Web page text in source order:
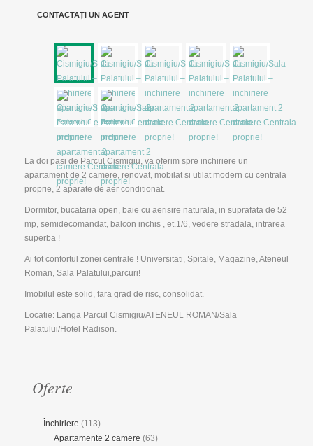
CONTACTAȚI UN AGENT
La doi pasi de Parcul Cismigiu, va oferim spre inchiriere un
apartament de 2 camere, renovat, mobilat si utilat modern cu centrala
proprie, 2 aparate de aer conditionat.
Dormitor, bucataria open, baie cu aerisire naturala, in suprafata de 52
mp, semidecomandat, balcon inchis , et.1/6, vedere stradala, intrarea
superba !
Ai tot confortul zonei centrale ! Universitati, Spitale, Magazine, Ateneul
Roman, Sala Palatului,parcuri!
Imobilul este solid, fara grad de risc, consolidat.
Locatie: Langa Parcul Cismigiu/ATENEUL ROMAN/Sala
Palatului/Hotel Radison.
Oferte
Închiriere (113)
Apartamente 2 camere (63)